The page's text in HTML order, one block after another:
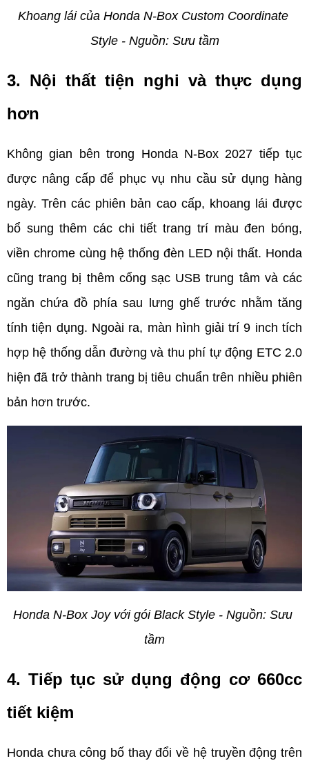
Khoang lái của Honda N-Box Custom Coordinate
Style - Nguồn: Sưu tầm
3. Nội thất tiện nghi và thực dụng
hơn
Không gian bên trong Honda N-Box 2027 tiếp tục
được nâng cấp để phục vụ nhu cầu sử dụng hàng
ngày. Trên các phiên bản cao cấp, khoang lái được
bổ sung thêm các chi tiết trang trí màu đen bóng,
viền chrome cùng hệ thống đèn LED nội thất. Honda
cũng trang bị thêm cổng sạc USB trung tâm và các
ngăn chứa đồ phía sau lưng ghế trước nhằm tăng
tính tiện dụng. Ngoài ra, màn hình giải trí 9 inch tích
hợp hệ thống dẫn đường và thu phí tự động ETC 2.0
hiện đã trở thành trang bị tiêu chuẩn trên nhiều phiên
bản hơn trước.
Honda N-Box Joy với gói Black Style - Nguồn: Sưu
tầm
4. Tiếp tục sử dụng động cơ 660cc
tiết kiệm
Honda chưa công bố thay đổi về hệ truyền động trên